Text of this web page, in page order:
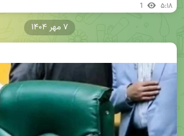
1 ۵:۱۸
۷ مهر ۱۴۰۴